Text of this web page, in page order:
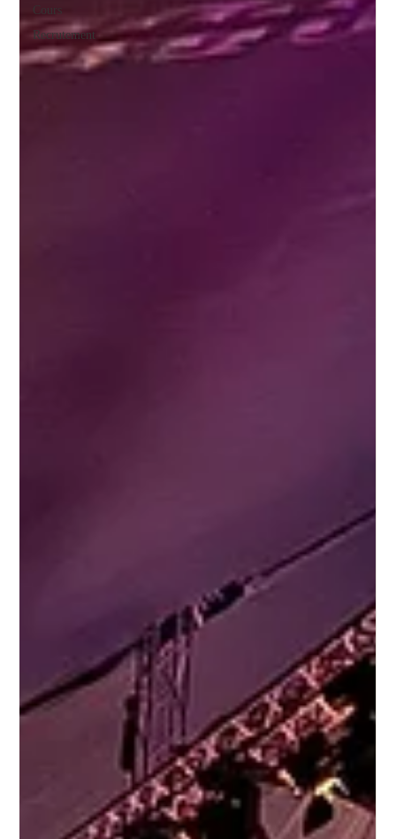
Cours
Recrutement